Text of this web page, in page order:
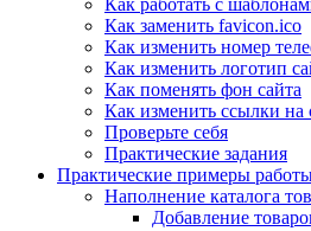
Как работать с
Как заменить favicon.ico
Как изменить номер
Как изменить логотип
Как поменять фон сайта
Как изменить ссылки на
Проверьте себя
Практические задания
Практические примеры
Наполнение каталога
Добавление